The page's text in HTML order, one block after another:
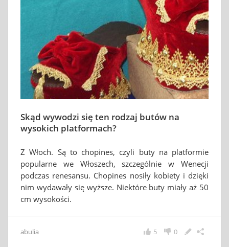
Skąd wywodzi się ten rodzaj butów na
wysokich platformach?
Z Włoch. Są to chopines, czyli buty na platformie
popularne we Włoszech, szczególnie w Wenecji
podczas renesansu. Chopines nosiły kobiety i dzięki
nim wydawały się wyższe. Niektóre buty miały aż 50
cm wysokości.
abulia 0
5